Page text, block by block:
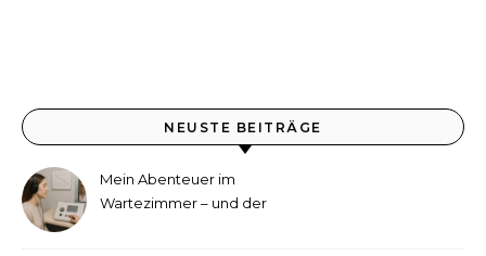
NEUSTE BEITRÄGE
Mein Abenteuer im
Wartezimmer – und der